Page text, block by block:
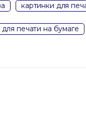
картинки для
печати на бумаге